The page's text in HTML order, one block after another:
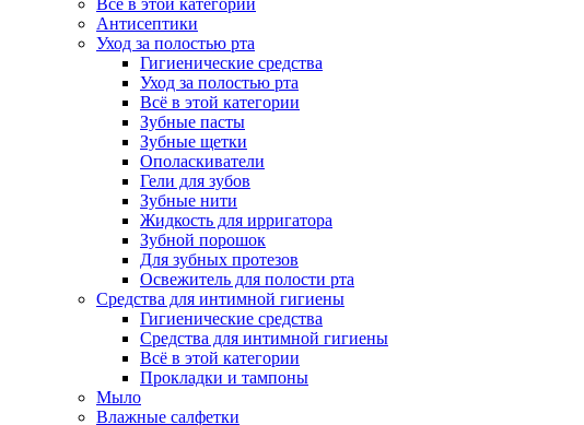
Всё в этой категории
Антисептики
Уход за полостью рта
Гигиенические средства
Уход за полостью рта
Всё в этой категории
Зубные пасты
Зубные щетки
Ополаскиватели
Гели для зубов
Зубные нити
Жидкость для ирригатора
Зубной порошок
Для зубных протезов
Освежитель для полости рта
Средства для интимной гигиены
Гигиенические средства
Средства для интимной гигиены
Всё в этой категории
Прокладки и тампоны
Мыло
Влажные салфетки